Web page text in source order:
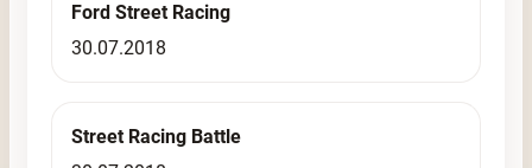
Ford Street Racing
30.07.2018
Street Racing Battle